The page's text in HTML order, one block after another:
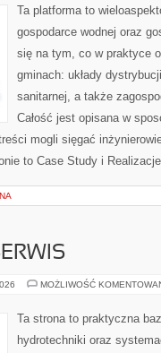
Ta platforma to
gospodarce wodnej oraz
się na tym, co w praktyce
gminach: układy
sanitarnej, a także
Całość jest opisana w
mogli sięgać
to Case Study i
MOŻLIWOŚĆ
Ta strona to praktyczna
hydrotechniki oraz